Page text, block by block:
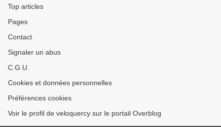
Top articles
Pages
Contact
Signaler un abus
C.G.U.
Cookies et données personnelles
Préférences cookies
Voir le profil de veloquercy sur le portail Overblog